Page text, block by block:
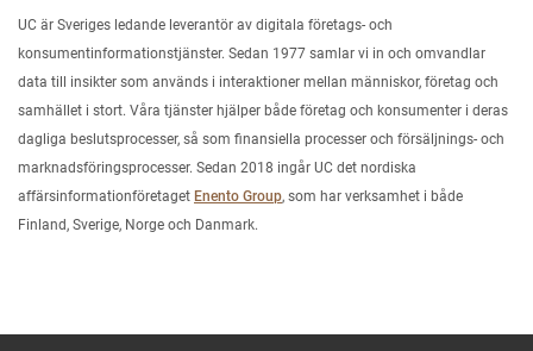
UC är Sveriges ledande leverantör av digitala företags- och
konsumentinformationstjänster. Sedan 1977 samlar vi in och omvandlar
data till insikter som används i interaktioner mellan människor, företag och
samhället i stort. Våra tjänster hjälper både företag och konsumenter i deras
dagliga beslutsprocesser, så som finansiella processer och försäljnings- och
marknadsföringsprocesser. Sedan 2018 ingår UC det nordiska
affärsinformationföretaget Enento Group, som har verksamhet i både
Finland, Sverige, Norge och Danmark.